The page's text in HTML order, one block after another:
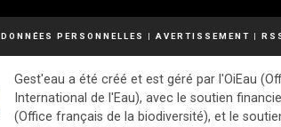
DONNÉES PERSONNELLES | AVERTISSEMENT |
Gest'eau a été créé et est géré par l'OiEau
International de l'Eau), avec le soutien
(Office français de la biodiversité), et le